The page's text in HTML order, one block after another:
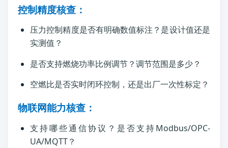
控制精度核查：
压力控制精度是否有明确数值标注？是设计值还是
实测值？
是否支持燃烧功率比例调节？调节范围是多少？
空燃比是否实时闭环控制，还是出厂一次性标定？
物联网能力核查：
支持哪些通信协议？是否支持Modbus/OPC-
UA/MQTT？